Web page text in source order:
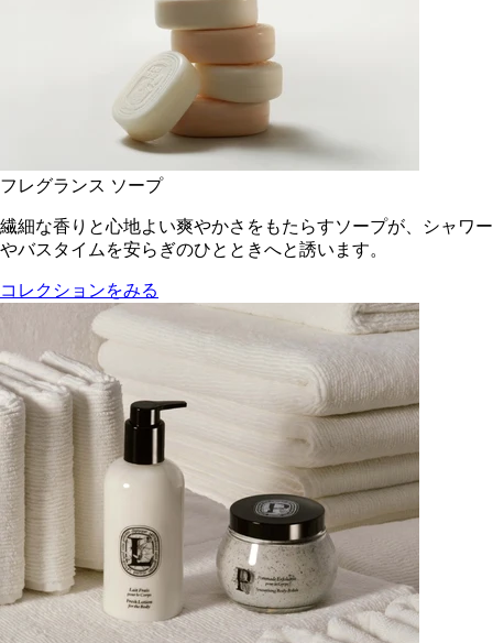
フレグランス ソープ
繊細な香りと心地よい爽やかさをもたらすソープが、シャワー
やバスタイムを安らぎのひとときへと誘います。
コレクションをみる